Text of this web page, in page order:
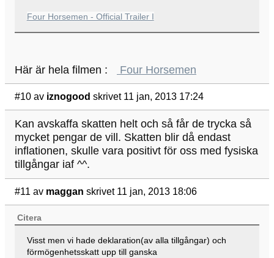
Four Horsemen - Official Trailer I
Här är hela filmen : Four Horsemen
#10 av iznogood skrivet 11 jan, 2013 17:24
Kan avskaffa skatten helt och så får de trycka så
mycket pengar de vill. Skatten blir då endast
inflationen, skulle vara positivt för oss med fysiska
tillgångar iaf ^^.
#11 av maggan skrivet 11 jan, 2013 18:06
Citera
Visst men vi hade deklaration(av alla tillgångar) och
förmögenhetsskatt upp till ganska